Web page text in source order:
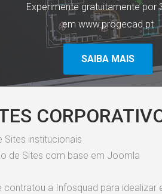
Experimente gratuitamente por
em www.progecad.pt
SAIBA MAIS
institucionais
de Sites com base em Joomla
contratou a Infosquad para